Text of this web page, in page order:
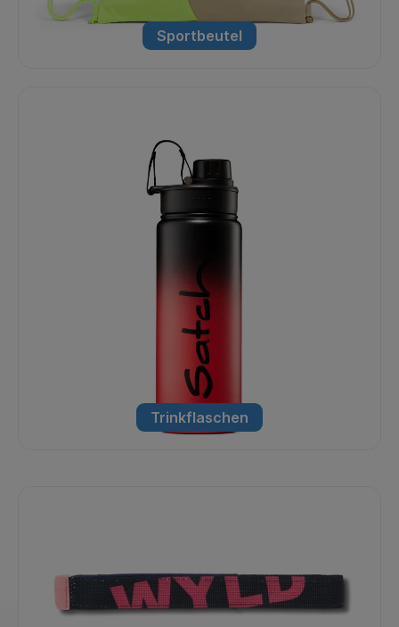
Sportbeutel
Trinkflaschen